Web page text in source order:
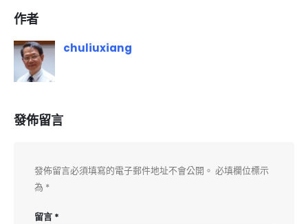
作者
chuliuxiang
發佈留言
發佈留言必須填寫的電子郵件地址不會公開。 必填欄位標示
為 *
留言 *